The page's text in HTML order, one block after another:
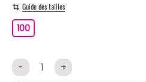
Guide des tailles
100100
- +